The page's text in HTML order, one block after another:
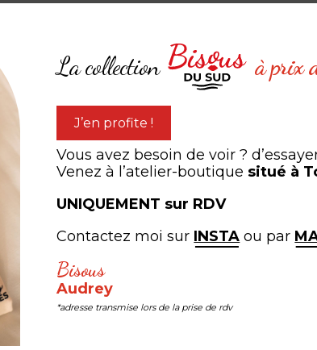
La collection à prix
J’en profite !
Vous avez besoin de voir ?
Venez à l’atelier-boutique situé à
UNIQUEMENT sur RDV
Contactez moi sur INSTA ou par
Bisous
Audrey
*adresse transmise lors de la prise de rdv